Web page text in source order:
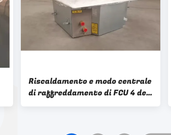
Riscaldamento e modo centrale
di raffreddamento di FCU 4 dei
ventilconvettori della cassetta